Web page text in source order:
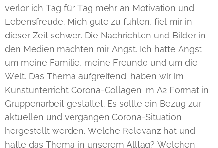
verlor ich Tag für Tag mehr an Motivation und
Lebensfreude. Mich gute zu fühlen, fiel mir in
dieser Zeit schwer. Die Nachrichten und Bilder in
den Medien machten mir Angst. Ich hatte Angst
um meine Familie, meine Freunde und um die
Welt. Das Thema aufgreifend, haben wir im
Kunstunterricht Corona-Collagen im A2 Format in
Gruppenarbeit gestaltet. Es sollte ein Bezug zur
aktuellen und vergangen Corona-Situation
hergestellt werden. Welche Relevanz hat und
hatte das Thema in unserem Alltag? Welchen